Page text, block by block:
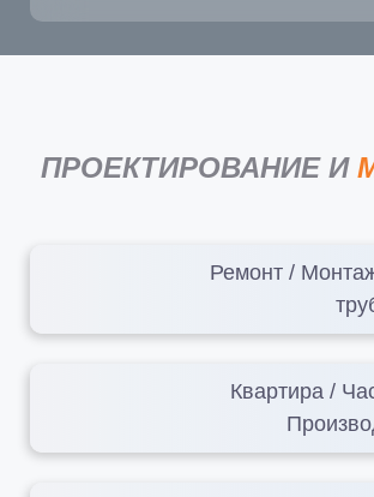
ПРОЕКТИРОВАНИЕ И
Ремонт /
Квартира /